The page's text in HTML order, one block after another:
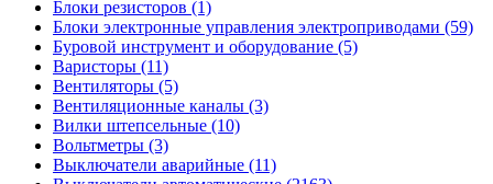
Блоки резисторов (1)
Блоки электронные управления электроприводами (59)
Буровой инструмент и оборудование (5)
Варисторы (11)
Вентиляторы (5)
Вентиляционные каналы (3)
Вилки штепсельные (10)
Вольтметры (3)
Выключатели аварийные (11)